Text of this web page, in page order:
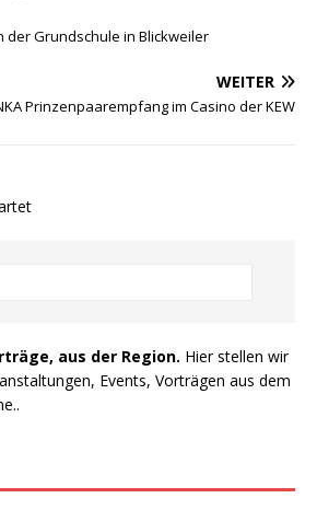
der Grundschule in Blickweiler
WEITER
Prinzenpaarempfang im Casino der KEW
aus der Region. Hier stellen wir
Events, Vorträgen aus dem